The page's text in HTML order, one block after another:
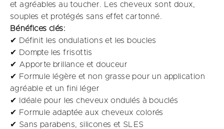
et agréables au toucher. Les cheveux sont doux,
souples et protégés sans effet cartonné.
Bénéfices clés:
✔ Définit les ondulations et les boucles
✔ Dompte les frisottis
✔ Apporte brillance et douceur
✔ Formule légère et non grasse pour un application
agréable et un fini léger
✔ Idéale pour les cheveux ondulés à bouclés
✔ Formule adaptée aux cheveux colorés
✔ Sans parabens, silicones et SLES